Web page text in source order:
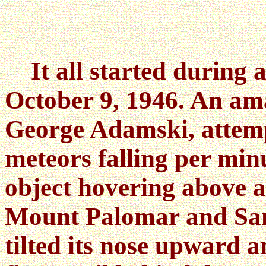
It all started during a
October 9, 1946. An
George Adamski,
meteors falling per
object hovering above
Mount Palomar and
tilted its nose upward